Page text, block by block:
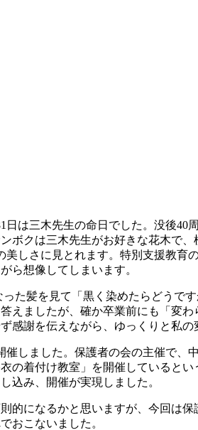
は三木先生の命日でした。没後40
クは三木先生がお好きな花木で
しさに見とれます。特別支援教育
ら想像してしまいます。
た髪を見て「黒く染めたらどうで
ましたが、確か卒業前にも「変
謝を伝えながら、ゆっくりと私の
しました。保護者の会の主催で、
着付け教室」を開催していると
込み、開催が実現しました。
になるかと思いますが、今回は
おこないました。